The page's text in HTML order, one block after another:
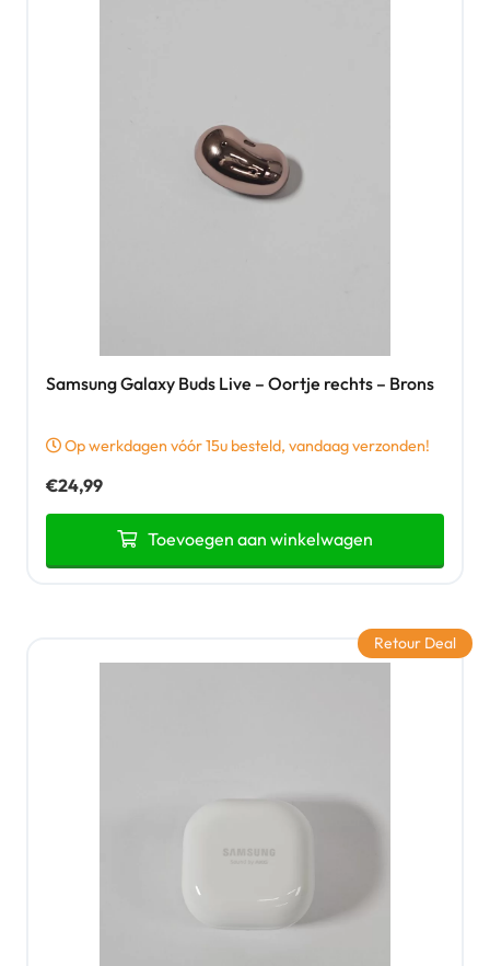
Samsung Galaxy Buds Live – Oortje rechts – Brons
Op werkdagen vóór 15u besteld, vandaag verzonden!
€24,99
Toevoegen aan winkelwagen
Retour Deal